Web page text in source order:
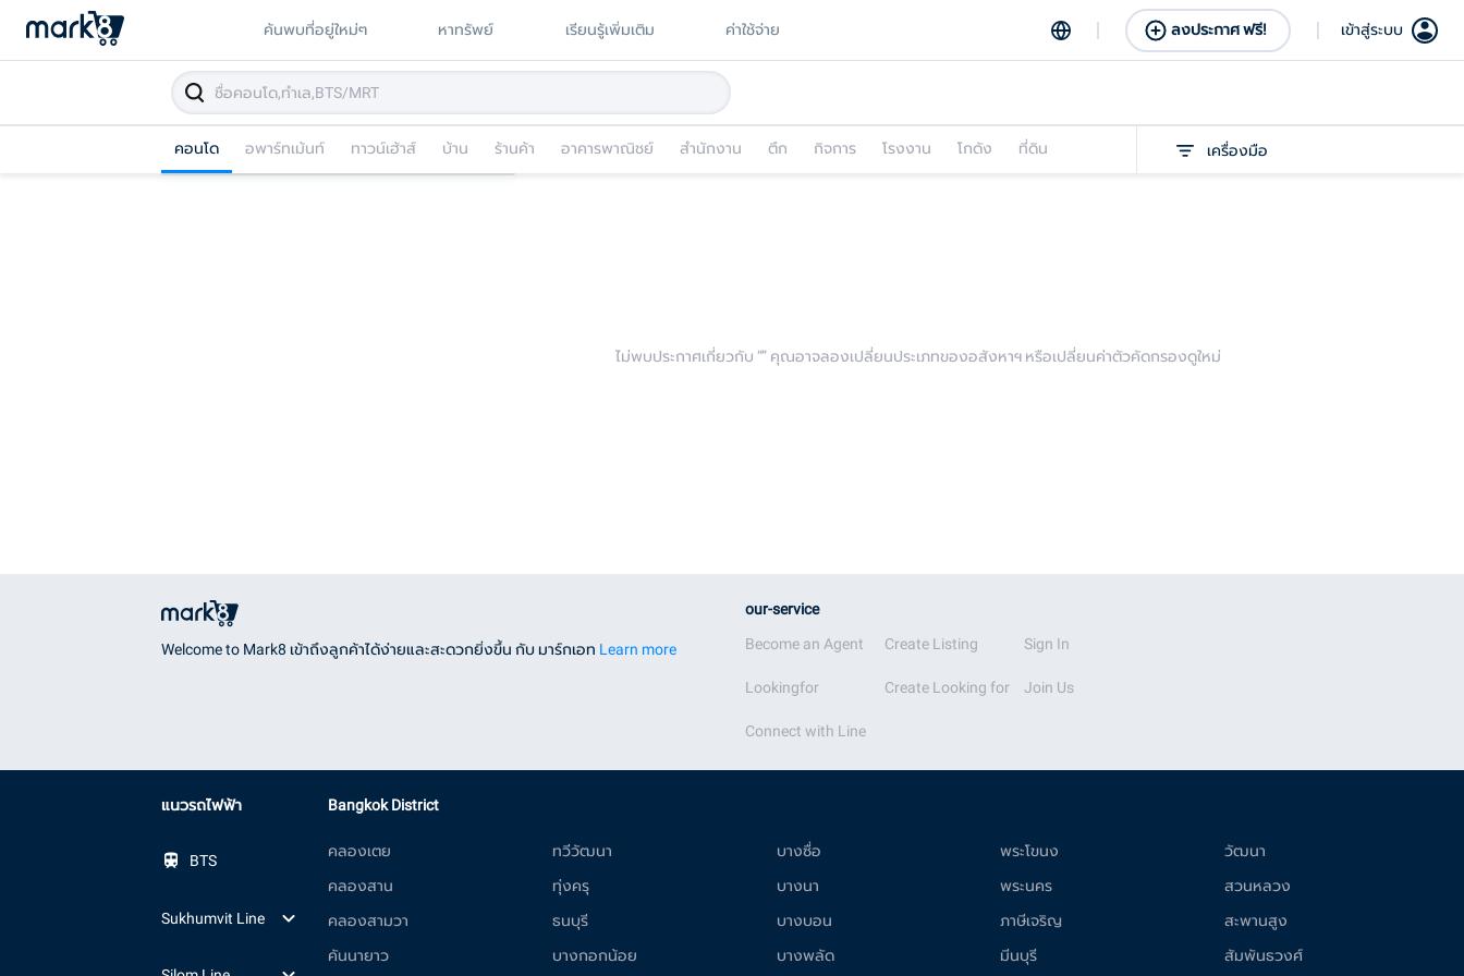
ค้นพบที่อยู่ใหม่ๆ หาทรัพย์ เรียนรู้เพิ่มเติม ค่าใช้จ่าย ลงประกาศ ฟรี! เข้าสู่ระบบ
คอนโด อพาร์ทเม้นท์ ทาวน์เฮ้าส์ บ้าน ร้านค้า อาคารพาณิชย์ สำนักงาน ตึก กิจการ โรงงาน โกดัง ที่ดิน เครื่องมือ
ไม่พบประกาศเกี่ยวกับ “” คุณอาจลองเปลี่ยนประเภทของอสังหาฯ หรือเปลี่ยนค่าตัวคัดกรองดูใหม่
Welcome to Mark8 เข้าถึงลูกค้าได้ง่ายและสะดวกยิ่งขึ้น กับ มาร์กเอท Learn more
our-service
Become an Agent
Lookingfor
Connect with Line
Create Listing
Create Looking for
Sign In
Join Us
แนวรถไฟฟ้า
BTS
Sukhumvit Line
Bangkok District
คลองเตย
คลองสาน
คลองสามวา
คันนายาว
ทวีวัฒนา
ทุ่งครุ
ธนบุรี
บางกอกน้อย
บางซื่อ
บางนา
บางบอน
บางพลัด
พระโขนง
พระนคร
ภาษีเจริญ
มีนบุรี
วัฒนา
สวนหลวง
สะพานสูง
สัมพันธวงศ์